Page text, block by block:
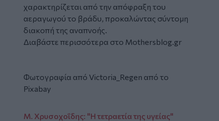
χαρακτηρίζεται από την απόφραξη του
αεραγωγού το βράδυ, προκαλώντας σύντομη
διακοπή της αναπνοής.
Διαβάστε περισσότερα στο Mothersblog.gr
Φωτογραφία από Victoria_Regen από το
Pixabay
Μ. Χρυσοχοΐδης: "Η τετραετία της υγείας"